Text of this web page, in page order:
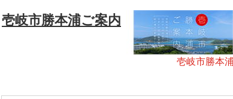
壱岐市勝本浦ご案内
壱岐市勝本